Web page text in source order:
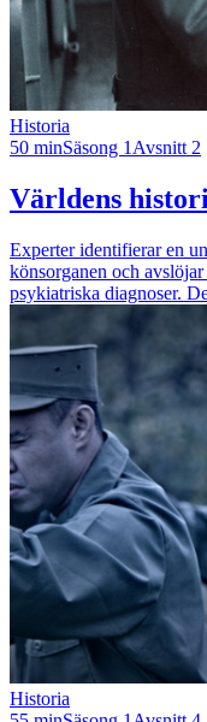
Historia
50 minSäsong 1 Avsnitt 2
Världens
Experter identifierar en
könsorganen och
psykiatriska diagnoser.
Historia